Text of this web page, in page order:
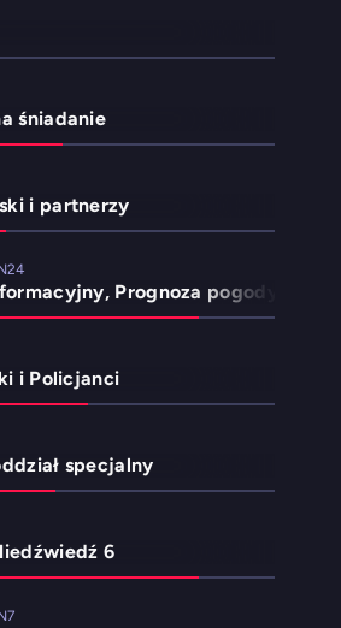
śniadanie
i partnerzy
Prognoza pogody
i Policjanci
specjalny
6